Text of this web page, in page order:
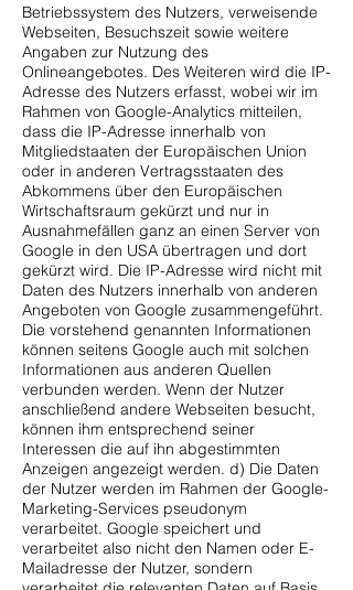
Betriebssystem des Nutzers, verweisende
Webseiten, Besuchszeit sowie weitere
Angaben zur Nutzung des
Onlineangebotes. Des Weiteren wird die IP-
Adresse des Nutzers erfasst, wobei wir im
Rahmen von Google-Analytics mitteilen,
dass die IP-Adresse innerhalb von
Mitgliedstaaten der Europäischen Union
oder in anderen Vertragsstaaten des
Abkommens über den Europäischen
Wirtschaftsraum gekürzt und nur in
Ausnahmefällen ganz an einen Server von
Google in den USA übertragen und dort
gekürzt wird. Die IP-Adresse wird nicht mit
Daten des Nutzers innerhalb von anderen
Angeboten von Google zusammengeführt.
Die vorstehend genannten Informationen
können seitens Google auch mit solchen
Informationen aus anderen Quellen
verbunden werden. Wenn der Nutzer
anschließend andere Webseiten besucht,
können ihm entsprechend seiner
Interessen die auf ihn abgestimmten
Anzeigen angezeigt werden. d) Die Daten
der Nutzer werden im Rahmen der Google-
Marketing-Services pseudonym
verarbeitet. Google speichert und
verarbeitet also nicht den Namen oder E-
Mailadresse der Nutzer, sondern